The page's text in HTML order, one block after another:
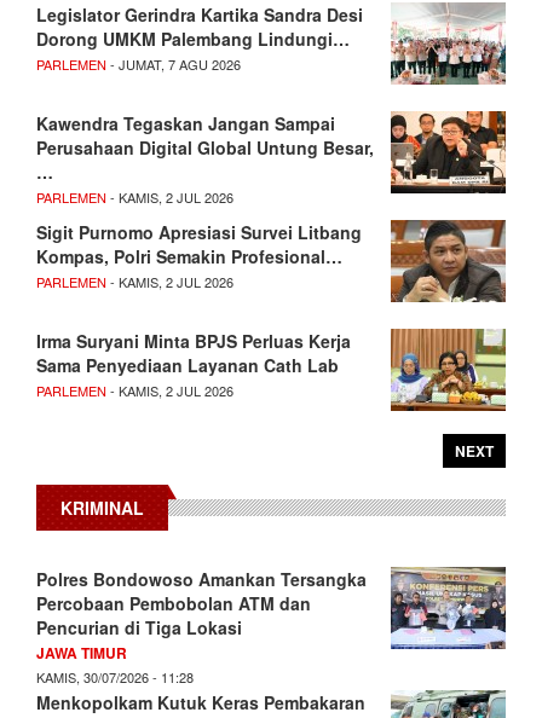
Legislator Gerindra Kartika Sandra Desi
Dorong UMKM Palembang Lindungi…
PARLEMEN - JUMAT, 7 AGU 2026
Kawendra Tegaskan Jangan Sampai
Perusahaan Digital Global Untung Besar,
…
PARLEMEN - KAMIS, 2 JUL 2026
Sigit Purnomo Apresiasi Survei Litbang
Kompas, Polri Semakin Profesional…
PARLEMEN - KAMIS, 2 JUL 2026
Irma Suryani Minta BPJS Perluas Kerja
Sama Penyediaan Layanan Cath Lab
PARLEMEN - KAMIS, 2 JUL 2026
NEXT
KRIMINAL
Polres Bondowoso Amankan Tersangka
Percobaan Pembobolan ATM dan
Pencurian di Tiga Lokasi
JAWA TIMUR
KAMIS, 30/07/2026 - 11:28
Menkopolkam Kutuk Keras Pembakaran